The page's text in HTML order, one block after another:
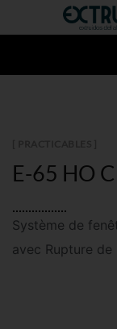
E-65 HO
Système de
avec Rupture de